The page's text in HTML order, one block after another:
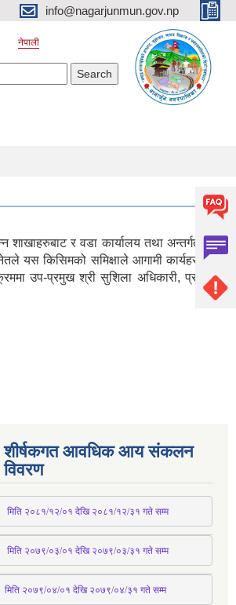
info@nagarjunmun.gov.np
नेपाली
शाखाहरुबाट र वडा कार्यालय तथा अन्तर्गतका
यस किसिमको समिक्षाले आगामी कार्यहरुको
उप-प्रमुख श्री सुशिला अधिकारी, प्रमुख
शीर्षकगत आवधिक आय संकलन
विवरण
मिति २०८१/१२/०१ देखि २०८१/१२/३१ गते सम्म
मिति २०७९/०३/०१ देखि २०७९/०३/३१ गते सम्म
मिति २०७९/०४/०१ देखि २०७९/०४/३१ गते सम्म